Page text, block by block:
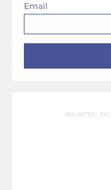
Email
ANUNCIO -